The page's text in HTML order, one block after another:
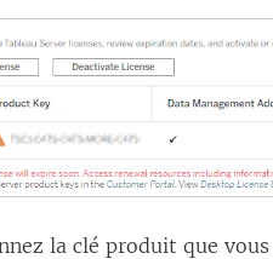
la clé produit que